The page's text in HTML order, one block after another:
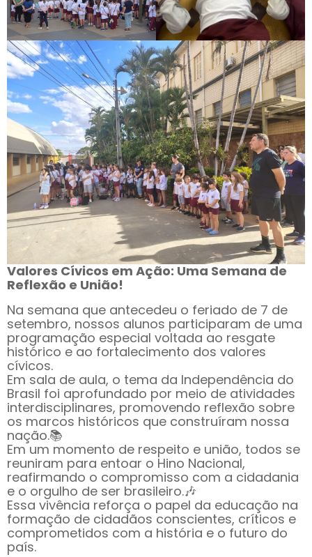
Valores Cívicos em Ação: Uma Semana de
Reflexão e União!
Na semana que antecedeu o feriado de 7 de
setembro, nossos alunos participaram de uma
programação especial voltada ao resgate
histórico e ao fortalecimento dos valores
cívicos.
Em sala de aula, o tema da Independência do
Brasil foi aprofundado por meio de atividades
interdisciplinares, promovendo reflexão sobre
os marcos históricos que construíram nossa
nação.📚
Em um momento de respeito e união, todos se
reuniram para entoar o Hino Nacional,
reafirmando o compromisso com a cidadania
e o orgulho de ser brasileiro.🎶
Essa vivência reforça o papel da educação na
formação de cidadãos conscientes, críticos e
comprometidos com a história e o futuro do
país.